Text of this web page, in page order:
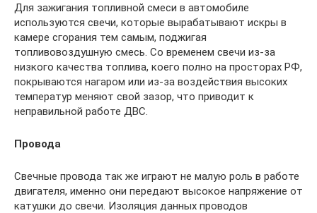
Для зажигания топливной смеси в автомобиле
используются свечи, которые вырабатывают искры в
камере сгорания тем самым, поджигая
топливовоздушную смесь. Со временем свечи из-за
низкого качества топлива, коего полно на просторах РФ,
покрываются нагаром или из-за воздействия высоких
температур меняют свой зазор, что приводит к
неправильной работе ДВС.
Провода
Свечные провода так же играют не малую роль в работе
двигателя, именно они передают высокое напряжение от
катушки до свечи. Изоляция данных проводов